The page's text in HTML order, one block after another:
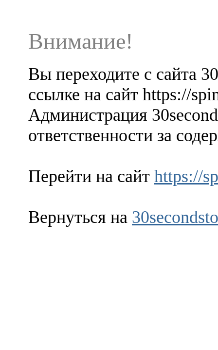
Внимание!
Вы переходите с сайта
ссылке на сайт https://
Администрация
ответственности за
Перейти на сайт https://
Вернуться на